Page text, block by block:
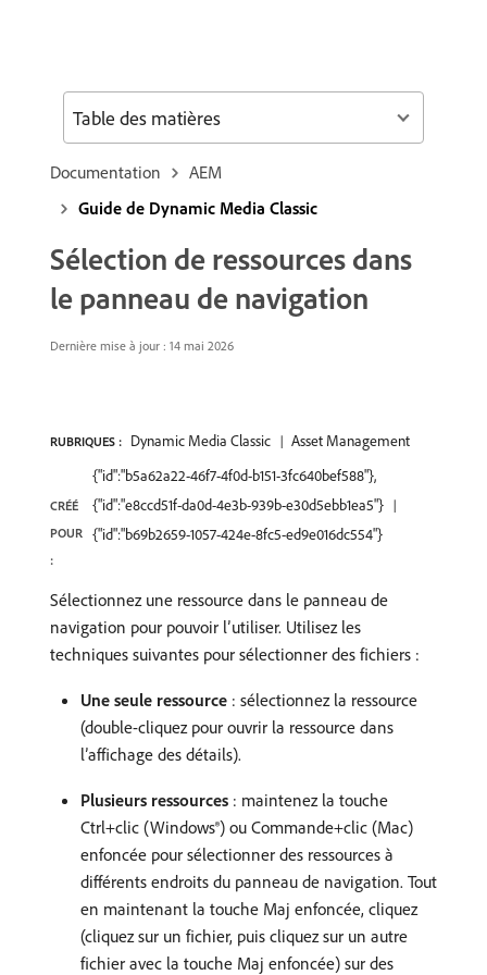
Documentation
AEM
Guide de Dynamic Media Classic
Sélection de ressources dans
le panneau de navigation
Dernière mise à jour : 14 mai 2026
RUBRIQUES : Dynamic Media Classic Asset Management
CRÉÉ
POUR
:
{"id":"b5a62a22-46f7-4f0d-b151-3fc640bef588"},
{"id":"e8ccd51f-da0d-4e3b-939b-e30d5ebb1ea5"}
{"id":"b69b2659-1057-424e-8fc5-ed9e016dc554"}
Sélectionnez une ressource dans le panneau de
navigation pour pouvoir l’utiliser. Utilisez les
techniques suivantes pour sélectionner des fichiers :
Une seule ressource : sélectionnez la ressource
(double-cliquez pour ouvrir la ressource dans
l’affichage des détails).
Plusieurs ressources : maintenez la touche
Ctrl+clic (Windows®) ou Commande+clic (Mac)
enfoncée pour sélectionner des ressources à
différents endroits du panneau de navigation. Tout
en maintenant la touche Maj enfoncée, cliquez
(cliquez sur un fichier, puis cliquez sur un autre
fichier avec la touche Maj enfoncée) sur des
Table des matières